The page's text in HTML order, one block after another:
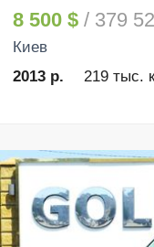
8 500 $ / 379
Киев
2013 р.
219 тыс.